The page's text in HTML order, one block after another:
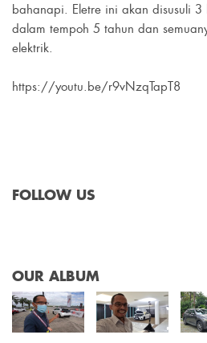
bahanapi. Eletre ini akan disusuli
dalam tempoh 5 tahun dan
elektrik.
https://youtu.be/r9vNzqTapT8
FOLLOW US
OUR ALBUM